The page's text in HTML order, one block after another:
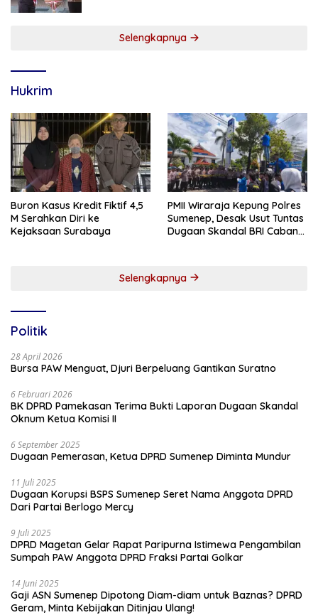
Selengkapnya
Hukrim
Buron Kasus Kredit Fiktif 4,5
M Serahkan Diri ke
Kejaksaan Surabaya
PMII Wiraraja Kepung Polres
Sumenep, Desak Usut Tuntas
Dugaan Skandal BRI Cabang
Selengkapnya
Politik
28 April 2026
Bursa PAW Menguat, Djuri Berpeluang Gantikan Suratno
6 Februari 2026
BK DPRD Pamekasan Terima Bukti Laporan Dugaan Skandal
Oknum Ketua Komisi II
6 September 2025
Dugaan Pemerasan, Ketua DPRD Sumenep Diminta Mundur
11 Juli 2025
Dugaan Korupsi BSPS Sumenep Seret Nama Anggota DPRD
Dari Partai Berlogo Mercy
9 Juli 2025
DPRD Magetan Gelar Rapat Paripurna Istimewa Pengambilan
Sumpah PAW Anggota DPRD Fraksi Partai Golkar
14 Juni 2025
Gaji ASN Sumenep Dipotong Diam-diam untuk Baznas? DPRD
Geram, Minta Kebijakan Ditinjau Ulang!